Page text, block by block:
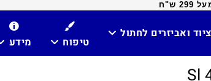
ש"ח
ציוד ואביזרים לחתול
טיפוח מידע